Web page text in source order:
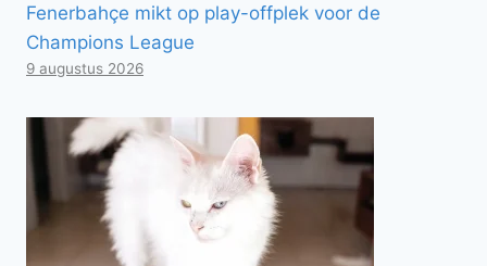
Fenerbahçe mikt op play-offplek voor de
Champions League
9 augustus 2026